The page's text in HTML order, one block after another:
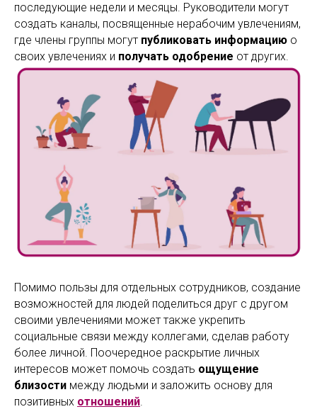
последующие недели и месяцы. Руководители могут
создать каналы, посвященные нерабочим увлечениям,
где члены группы могут публиковать информацию о
своих увлечениях и получать одобрение от других.
Помимо пользы для отдельных сотрудников, создание
возможностей для людей поделиться друг с другом
своими увлечениями может также укрепить
социальные связи между коллегами, сделав работу
более личной. Поочередное раскрытие личных
интересов может помочь создать ощущение
близости между людьми и заложить основу для
позитивных отношений.